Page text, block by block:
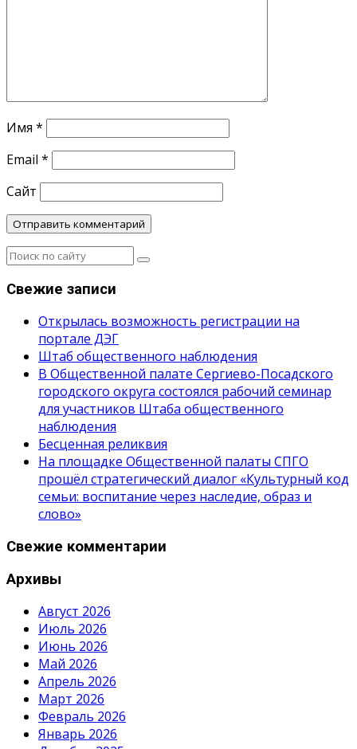
Имя *
Email *
Сайт
Свежие записи
Открылась возможность регистрации на
портале ДЭГ
Штаб общественного наблюдения
В Общественной палате Сергиево-Посадского
городского округа состоялся рабочий семинар
для участников Штаба общественного
наблюдения
Бесценная реликвия
На площадке Общественной палаты СПГО
прошёл стратегический диалог «Культурный код
семьи: воспитание через наследие, образ и
слово»
Свежие комментарии
Архивы
Август 2026
Июль 2026
Июнь 2026
Май 2026
Апрель 2026
Март 2026
Февраль 2026
Январь 2026